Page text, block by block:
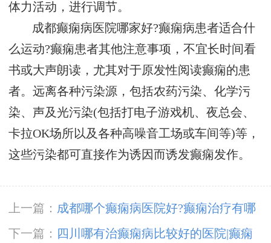
体力活动，进行调节。
成都癫痫病医院哪家好?癫痫病患者适合什
么运动?癫痫患者其他注意事项，不宜长时间看
书或大声朗读，尤其对于原发性阅读癫痫的患
者。远离各种污染源，包括农药污染、化学污
染、声及光污染(包括打电子游戏机、夜总会、
卡拉OK场所以及各种高噪音工场或车间等)等，
这些污染都可直接作为诱因而诱发癫痫发作。
上一篇： 成都哪个癫痫病医院好?癫痫治疗有哪
些原则?
下一篇：
四川哪有治癫痫病比较好的医院|癫痫